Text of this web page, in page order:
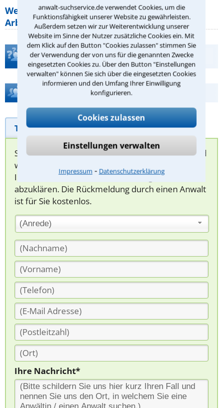
anwalt-suchservice.de verwendet Cookies, um die
Funktionsfähigkeit unserer Website zu gewährleisten.
Außerdem setzen wir zur Weiterentwicklung unserer
Website im Sinne der Nutzer zusätzliche Cookies ein. Mit
dem Klick auf den Button "Cookies zulassen" stimmen Sie
der Verwendung der von uns für die genannten Zwecke
eingesetzten Cookies zu. Über den Button "Einstellungen
verwalten" können Sie sich über die eingesetzten Cookies
informieren und den Umfang Ihrer Einwilligung
konfigurieren.
Cookies zulassen
Einstellungen verwalten
Impressum ⁃ Datenschutzerklärung
Welche Regeln für Teilnahme, Urlaub,
Arbeitszeit gelten beim
Teste Dein Rechtswissen
Hilfe bei Ihrer Anwaltsuche?
Telefonhilfe Beratungsanfrage
Sie können hier Ihren Fall schildern. Anschließend
werden sich spezialisierte Rechtsanwälte bei
Ihnen melden, um das weitere Vorgehen
abzuklären. Die Rückmeldung durch einen Anwalt
ist für Sie kostenlos.
(Anrede)
Ihre Nachricht*